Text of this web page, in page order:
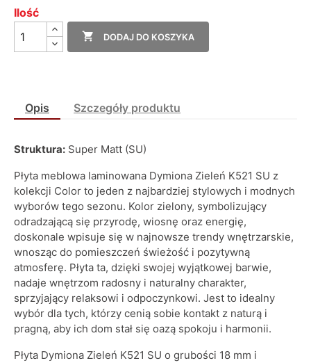
Ilość
 DODAJ DO KOSZYKA
Opis Szczegóły produktu
Struktura: Super Matt (SU)
Płyta meblowa laminowana Dymiona Zieleń K521 SU z
kolekcji Color to jeden z najbardziej stylowych i modnych
wyborów tego sezonu. Kolor zielony, symbolizujący
odradzającą się przyrodę, wiosnę oraz energię,
doskonale wpisuje się w najnowsze trendy wnętrzarskie,
wnosząc do pomieszczeń świeżość i pozytywną
atmosferę. Płyta ta, dzięki swojej wyjątkowej barwie,
nadaje wnętrzom radosny i naturalny charakter,
sprzyjający relaksowi i odpoczynkowi. Jest to idealny
wybór dla tych, którzy cenią sobie kontakt z naturą i
pragną, aby ich dom stał się oazą spokoju i harmonii.
Płyta Dymiona Zieleń K521 SU o grubości 18 mm i